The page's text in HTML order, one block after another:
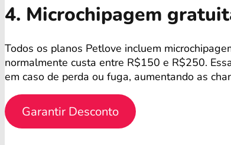
4. Microchipagem
Todos os planos Petlove incluem
normalmente custa entre R$150 e R$250.
em caso de perda ou fuga, aumentando as
Garantir Desconto